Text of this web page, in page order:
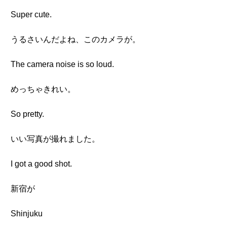
Super cute.
うるさいんだよね、このカメラが。
The camera noise is so loud.
めっちゃきれい。
So pretty.
いい写真が撮れました。
I got a good shot.
新宿が
Shinjuku